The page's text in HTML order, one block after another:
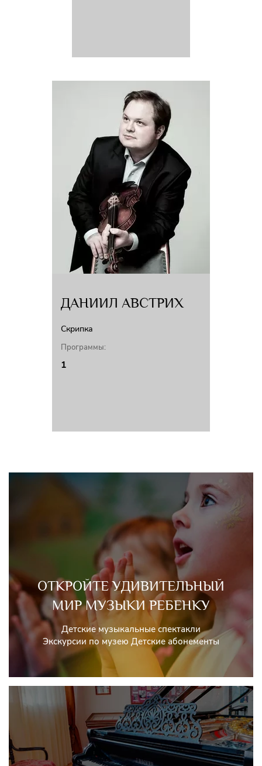
ДАНИИЛ АВСТРИХ
Скрипка
Программы:
1
ОТКРОЙТЕ УДИВИТЕЛЬНЫЙ
МИР МУЗЫКИ РЕБЕНКУ
Детские музыкальные спектакли
Экскурсии по музею Детские абонементы